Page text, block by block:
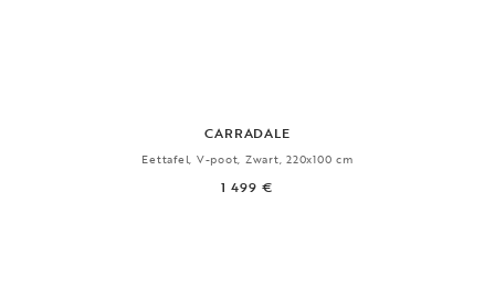
CARRADALE
Eettafel, V-poot, Zwart, 220x100 cm
1 499 €